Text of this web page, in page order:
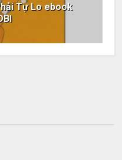
Tự Lo ebook